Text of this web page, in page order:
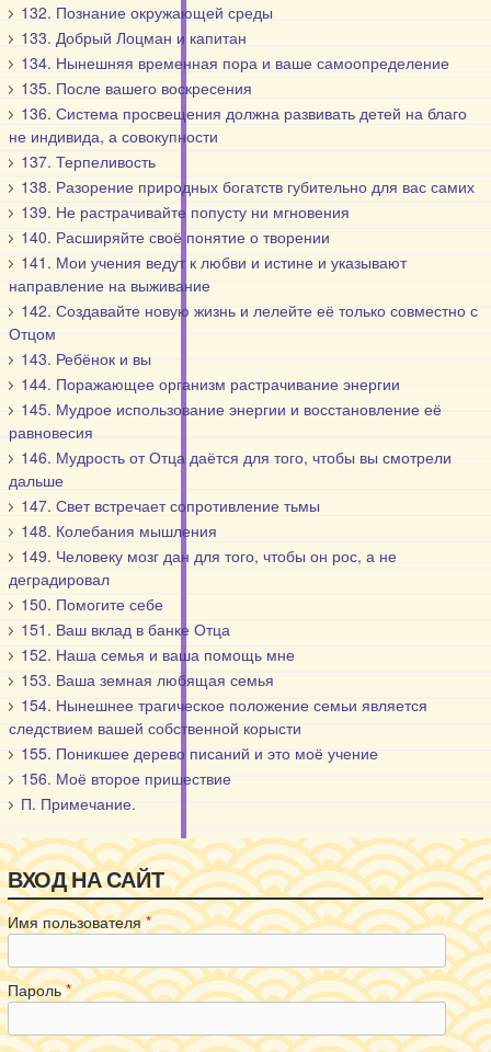
132. Познание окружающей среды
133. Добрый Лоцман и капитан
134. Нынешняя временная пора и ваше самоопределение
135. После вашего воскресения
136. Система просвещения должна развивать детей на благо
не индивида, а совокупности
137. Терпеливость
138. Разорение природных богатств губительно для вас самих
139. Не растрачивайте попусту ни мгновения
140. Расширяйте своё понятие о творении
141. Мои учения ведут к любви и истине и указывают
направление на выживание
142. Создавайте новую жизнь и лелейте её только совместно с
Отцом
143. Ребёнок и вы
144. Поражающее организм растрачивание энергии
145. Мудрое использование энергии и восстановление её
равновесия
146. Мудрость от Отца даётся для того, чтобы вы смотрели
дальше
147. Свет встречает сопротивление тьмы
148. Колебания мышления
149. Человеку мозг дан для того, чтобы он рос, а не
деградировал
150. Помогите себе
151. Ваш вклад в банке Отца
152. Наша семья и ваша помощь мне
153. Ваша земная любящая семья
154. Нынешнее трагическое положение семьи является
следствием вашей собственной корысти
155. Поникшее дерево писаний и это моё учение
156. Моё второе пришествие
П. Примечание.
ВХОД НА САЙТ
Имя пользователя*
Пароль*